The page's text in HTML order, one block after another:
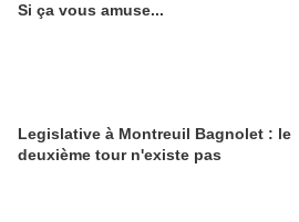
Si ça vous amuse...
Legislative à Montreuil Bagnolet : le
deuxième tour n'existe pas